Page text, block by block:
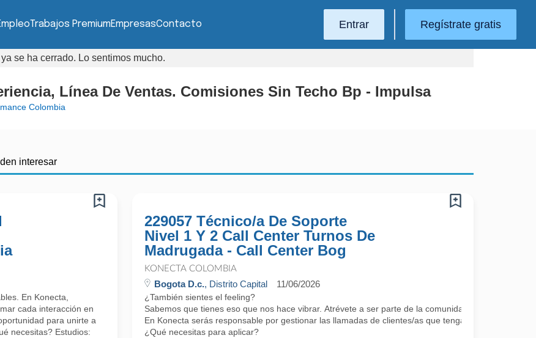
Trabajos PremiumEmpresasContacto Entrar Regístrate gratis
se ha cerrado. Lo sentimos mucho.
Línea De Ventas. Comisiones Sin Techo Bp - Impulsa
Colombia
interesar
En Konecta,
cada interacción en
para unirte a
necesitas? Estudios:
229057 Técnico/a De Soporte
Nivel 1 Y 2 Call Center Turnos De
Madrugada - Call Center Bog
KONECTA COLOMBIA
Bogota D.c., Distrito Capital 11/06/2026
¿También sientes el feeling?
Sabemos que tienes eso que nos hace vibrar. Atrévete a ser parte de la comunidad más cool; lo
En Konecta serás responsable por gestionar las llamadas de clientes/as que tengan algún
¿Qué necesitas para aplicar?